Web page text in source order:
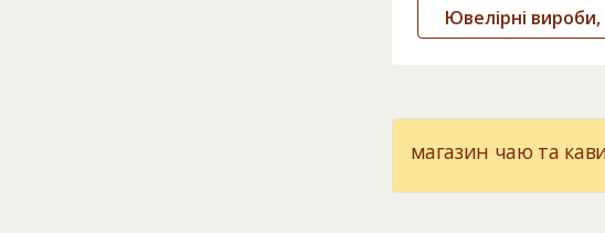
Ювелірні вироби,
магазин чаю та